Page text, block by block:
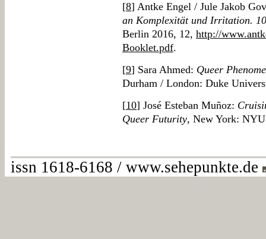
[8] Antke Engel / Jule Jakob
an Komplexität und Irritation.
Berlin 2016, 12, http://
Booklet.pdf.
[9] Sara Ahmed: Queer
Durham / London: Duke
[10] José Esteban Muñoz:
Queer Futurity, New York:
issn 1618-6168 / www.sehepunkte.de